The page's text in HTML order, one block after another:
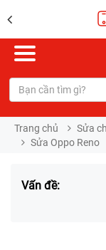
Trang chủ Sửa
Sửa Oppo Reno
Vấn đề: